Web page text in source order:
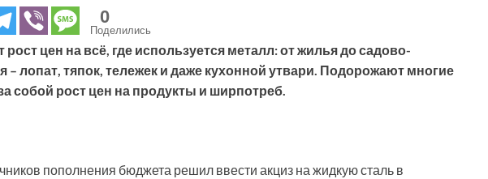
0
Поделились
цен на всё, где используется металл: от жилья до садово-
– лопат, тяпок, тележек и даже кухонной утвари. Подорожают многие
собой рост цен на продукты и ширпотреб.
пополнения бюджета решил ввести акциз на жидкую сталь в